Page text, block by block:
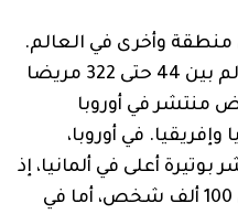
منطقة وأخرى في العالم.
يتراوح انتشار المرض في العالم بين 44 حتى 322 مريضا
منتشر في أوروبا
في أوروبا،
أعلى في ألمانيا، إذ
يعاني منه 322 مريضا من بين 100 ألف شخص، أما في